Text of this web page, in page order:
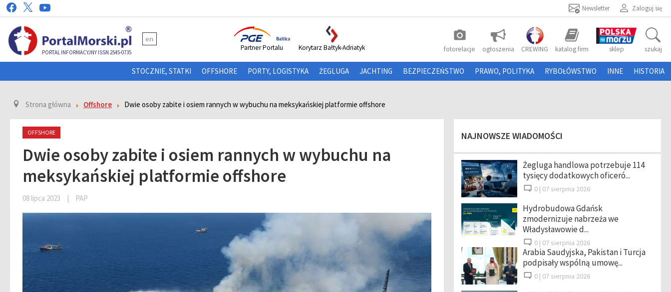
Zaloguj się
Newsletter
PORTAL INFORMACYJNY ISSN 2545-0735
en photo_camera
fotorelacje ogłoszenia CREWING katalog firm sklep szukaj
Partner Portalu Korytarz Bałtyk-Adriatyk
STOCZNIE, STATKI OFFSHORE PORTY, LOGISTYKA ŻEGLUGA JACHTING BEZPIECZEŃSTWO PRAWO, POLITYKA RYBOŁÓWSTWO INNE HISTORIA
Strona główna Offshore Dwie osoby zabite i osiem rannych w wybuchu na meksykańskiej platformie offshore
OFFSHORE
Dwie osoby zabite i osiem rannych w wybuchu na
meksykańskiej platformie offshore
08 lipca 2023 | PAP
NAJNOWSZE WIADOMOŚCI
Żegluga handlowa potrzebuje 114
tysięcy dodatkowych oficeró...
0 | 07 sierpnia 2026
Hydrobudowa Gdańsk
zmodernizuje nabrzeża we
Władysławowie d...
0 | 07 sierpnia 2026
Arabia Saudyjska, Pakistan i Turcja
podpisały wspólną umowę...
0 | 07 sierpnia 2026